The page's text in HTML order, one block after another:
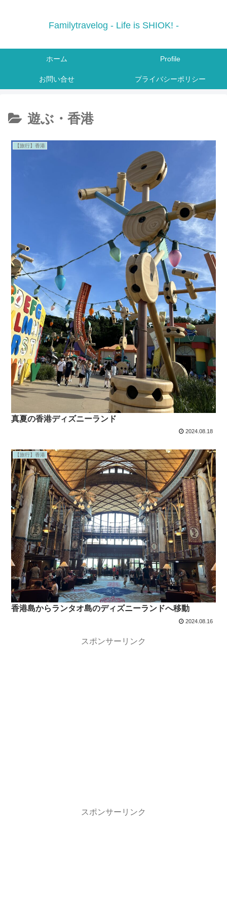
Familytravelog - Life is SHIOK! -
ホーム Profile
お問い合せ プライバシーポリシー
遊ぶ・香港
【旅行】香港
真夏の香港ディズニーランド
2024.08.18
【旅行】香港
香港島からランタオ島のディズニーランドへ移動
2024.08.16
スポンサーリンク
スポンサーリンク